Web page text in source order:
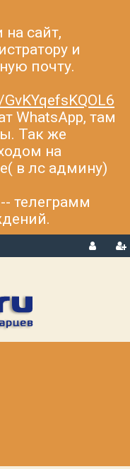
сайт,
и
почту.
WhatsApp, там
Так же
на
в лс админу)
телеграмм
В
Р